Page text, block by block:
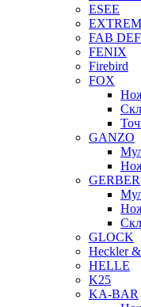
ESEE
FAB
FENIX
Firebird
FOX
GANZO
GERBER
GLOCK
Heckler
HELLE
K25
KA-BAR